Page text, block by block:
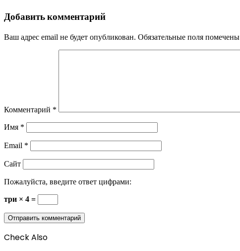
Добавить комментарий
Ваш адрес email не будет опубликован. Обязательные поля помечены
Комментарий *
Имя *
Email *
Сайт
Пожалуйста, введите ответ цифрами:
три × 4 =
Check Also